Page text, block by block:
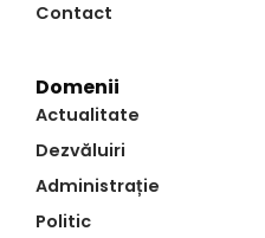
Contact
Domenii
Actualitate
Dezvăluiri
Administrație
Politic